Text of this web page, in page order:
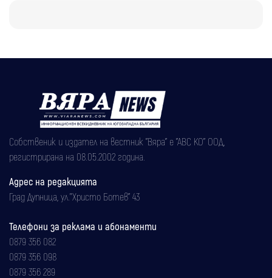
Собственик и издател на вестник "Вяра" е "АВС КО" ООД,
регистрирана на 08.05.2002 година.
Адрес на редакцията
Град Дупница, ул.''Христо Ботев" 43
Телефони за реклама и абонаменти
0879 356 082
0879 356 098
0879 356 289